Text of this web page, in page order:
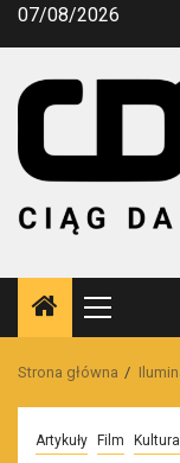
Przejdź
07/08/2026
Menu
główne
Strona główna
Artykuły Film Kultura